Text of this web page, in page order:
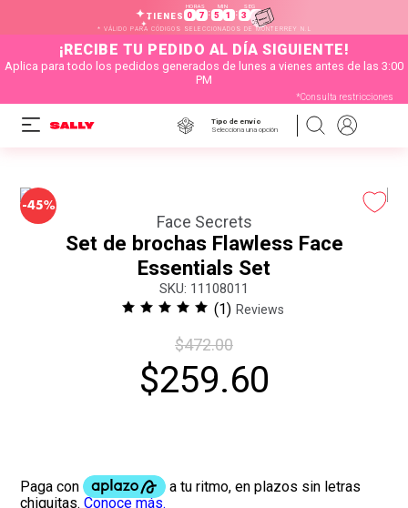
TIENES
HORAS
0 7 :
MIN
5 1 :
SEG
3 1
* VÁLIDO PARA CÓDIGOS SELECCIONADOS DE MONTERREY N.L
¡RECIBE TU PEDIDO AL DÍA SIGUIENTE!
Aplica para todo los pedidos generados de lunes a vienes antes de las 3:00
PM
*Consulta restricciones
Tipo de envío
Selecciona una opción
-45%
Face Secrets
Set de brochas Flawless Face
Essentials Set
: 11108011
(1) Reviews
$472.00
$259.60